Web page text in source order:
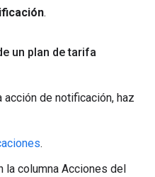
.
un plan de tarifa
acción de notificación, haz
.
la columna Acciones del